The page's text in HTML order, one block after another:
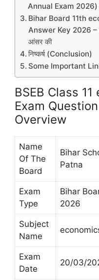
Annual Exam 2026) ~
Bihar Board 11th
Answer Key 2026 –
आंसर की
निष्कर्ष (Conclusion)
Some Important
BSEB Class
Exam
Overview
Name
Of The
Board
Bihar
Patna
Exam
Type
Bihar
2026
Subject
Name
Exam
Date
20/03/